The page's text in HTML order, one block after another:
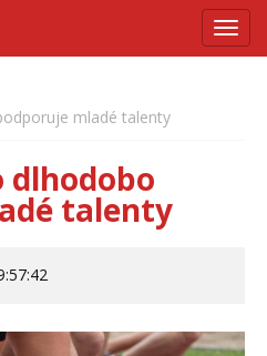
mladé talenty
dlhodobo
talenty